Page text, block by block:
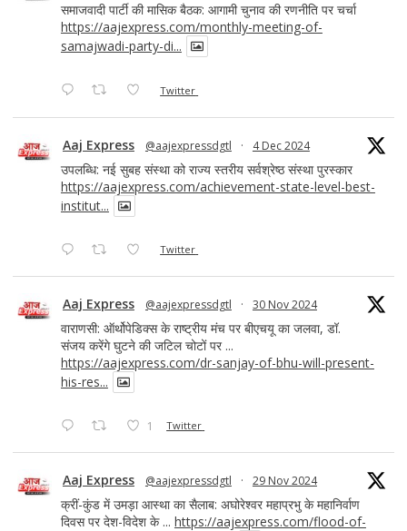
समाजवादी पार्टी की मासिक बैठक: आगामी चुनाव की रणनीति पर चर्चा
https://aajexpress.com/monthly-meeting-of-
samajwadi-party-di...
Twitter
Aaj Express @aajexpressdgtl · 4 Dec 2024
उपलब्धि: नई सुबह संस्था को राज्य स्तरीय सर्वश्रेष्ठ संस्था पुरस्कार
https://aajexpress.com/achievement-state-level-best-
institut...
Twitter
Aaj Express @aajexpressdgtl · 30 Nov 2024
वाराणसी: ऑर्थोपेडिक्स के राष्ट्रीय मंच पर बीएचयू का जलवा, डॉ.
संजय करेंगे घुटने की जटिल चोटों पर ...
https://aajexpress.com/dr-sanjay-of-bhu-will-present-
his-res...
1 Twitter
Aaj Express @aajexpressdgtl · 29 Nov 2024
क्रीं-कुंड में उमड़ा आस्था का सैलाब: अघोरेश्वर महाप्रभु के महानिर्वाण
दिवस पर देश-विदेश के ... https://aajexpress.com/flood-of-